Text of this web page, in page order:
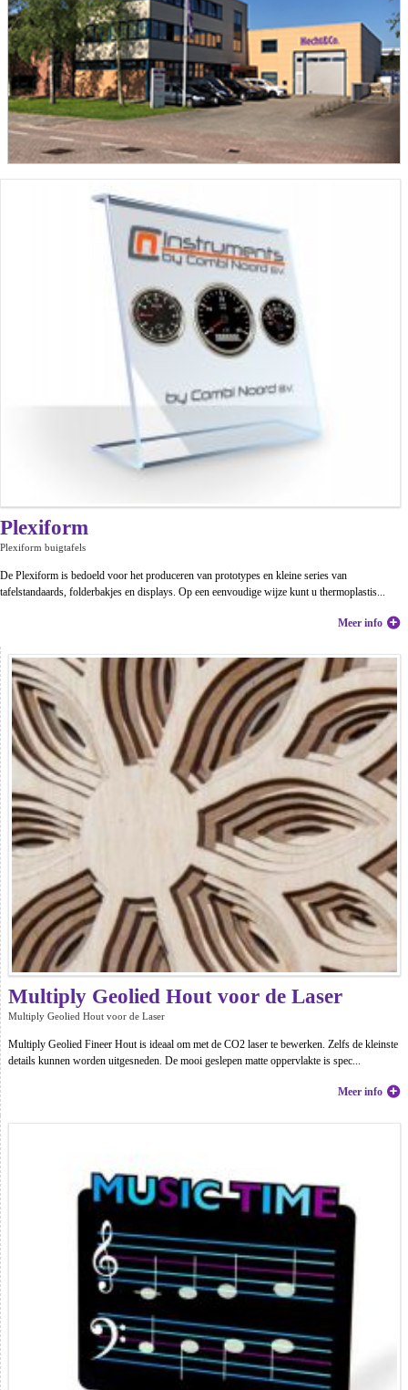
Plexiform
Plexiform buigtafels
De Plexiform is bedoeld voor het produceren van prototypes en kleine series van
tafelstandaards, folderbakjes en displays. Op een eenvoudige wijze kunt u thermoplastis...
Meer info
Multiply Geolied Hout voor de Laser
Multiply Geolied Hout voor de Laser
Multiply Geolied Fineer Hout is ideaal om met de CO2 laser te bewerken. Zelfs de kleinste
details kunnen worden uitgesneden. De mooi geslepen matte oppervlakte is spec...
Meer info